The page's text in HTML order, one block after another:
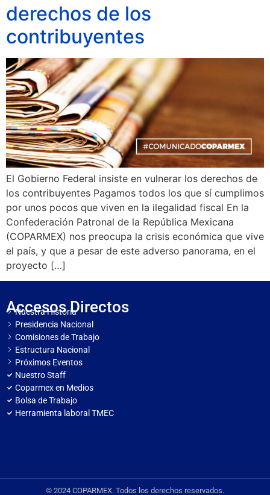
derechos de los
contribuyentes
El Gobierno Federal insiste en vulnerar los derechos de
los contribuyentes Pagamos todos los que sí cumplimos
por unos pocos que viven en la ilegalidad fiscal En la
Confederación Patronal de la República Mexicana
(COPARMEX) nos preocupa la crisis económica que vive
el país, y que a pesar de este adverso panorama, en el
proyecto […]
Accesos Directos
Nuestra Historia
Presidencia Nacional
Comisiones de Trabajo
Estructura Nacional
Próximos Eventos
Nuestro Staff
Coparmex en Medios
Bolsa de Trabajo
Herramienta laboral TMEC
© 2024 COPARMEX. Todos los derechos reservados.